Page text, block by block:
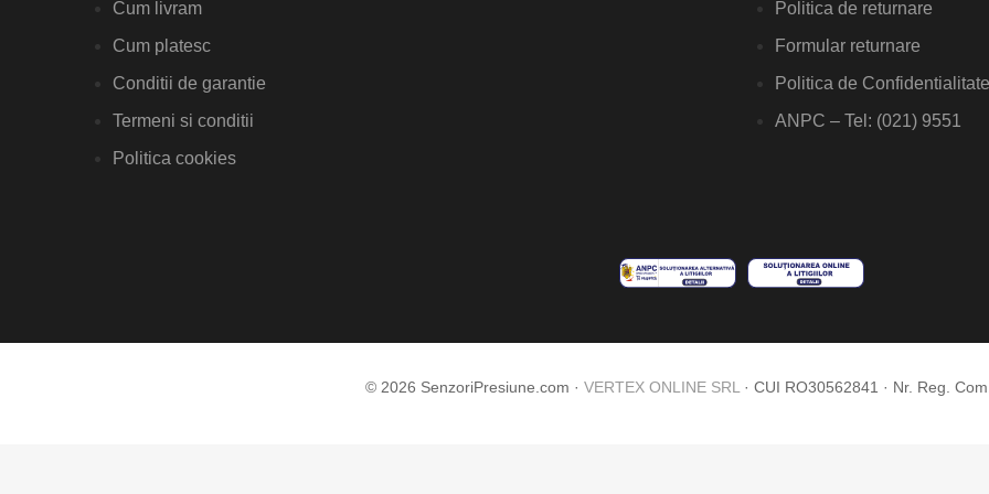
Cum livram
Cum platesc
Conditii de garantie
Termeni si conditii
Politica cookies
Politica de returnare
Formular returnare
Politica de Confidentialitate
ANPC – Tel: (021) 9551
© 2026 SenzoriPresiune.com · VERTEX ONLINE SRL· CUI RO30562841 · Nr. Reg.